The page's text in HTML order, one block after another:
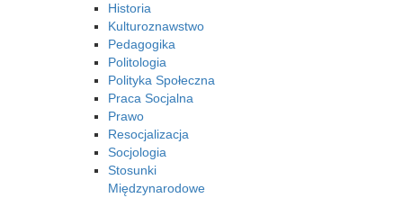
Historia
Kulturoznawstwo
Pedagogika
Politologia
Polityka Społeczna
Praca Socjalna
Prawo
Resocjalizacja
Socjologia
Stosunki
Międzynarodowe